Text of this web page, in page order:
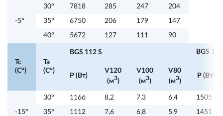
-5°
30° 7818 285 247 204
35° 6750 206 179 147
40° 5672 127 111 90
Tc
(C°)
Ta
(C°)
BGS 112 S BGS
P (Вт)
V120
(м3)
V100
(м3)
V80
(м3)
P (Вт)
-15°
30° 1166 8,2 7,3 6,4 1505
35° 1112 7,6 6,8 5,9 1451